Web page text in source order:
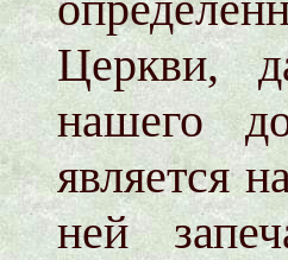
Церкви,
нашего
является
ней